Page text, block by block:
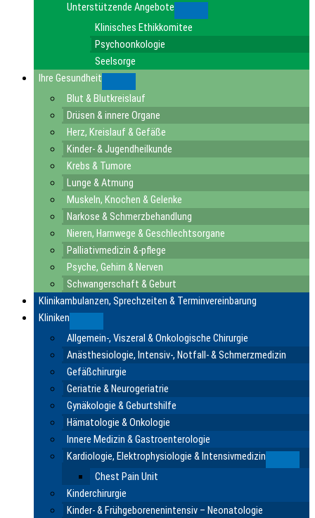
Unterstützende Angebote
Klinisches Ethikkomitee
Psychoonkologie
Seelsorge
Ihre Gesundheit
Blut & Blutkreislauf
Drüsen & innere Organe
Herz, Kreislauf & Gefäße
Kinder- & Jugendheilkunde
Krebs & Tumore
Lunge & Atmung
Muskeln, Knochen & Gelenke
Narkose & Schmerzbehandlung
Nieren, Harnwege & Geschlechtsorgane
Palliativmedizin &-pflege
Psyche, Gehirn & Nerven
Schwangerschaft & Geburt
Klinikambulanzen, Sprechzeiten & Terminvereinbarung
Kliniken
Allgemein-, Viszeral & Onkologische Chirurgie
Anästhesiologie, Intensiv-, Notfall- & Schmerzmedizin
Gefäßchirurgie
Geriatrie & Neurogeriatrie
Gynäkologie & Geburtshilfe
Hämatologie & Onkologie
Innere Medizin & Gastroenterologie
Kardiologie, Elektrophysiologie & Intensivmedizin
Chest Pain Unit
Kinderchirurgie
Kinder- & Frühgeborenenintensiv – Neonatologie